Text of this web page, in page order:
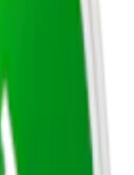
Nordic Spirit.
Portion
Vitt snus